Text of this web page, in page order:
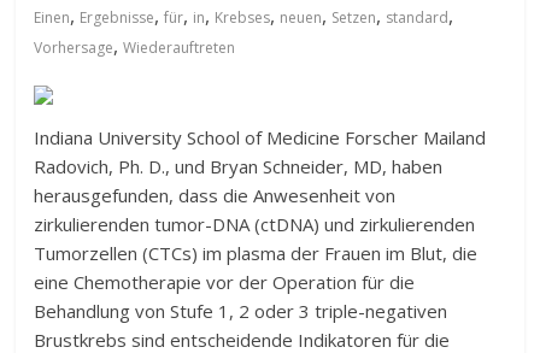
Einen, Ergebnisse,für, in, Krebses, neuen, Setzen, standard,
Vorhersage,Wiederauftreten
Indiana University School of Medicine Forscher Mailand
Radovich, Ph. D., und Bryan Schneider, MD, haben
herausgefunden, dass die Anwesenheit von
zirkulierenden tumor-DNA (ctDNA) und zirkulierenden
Tumorzellen (CTCs) im plasma der Frauen im Blut, die
eine Chemotherapie vor der Operation für die
Behandlung von Stufe 1, 2 oder 3 triple-negativen
Brustkrebs sind entscheidende Indikatoren für die